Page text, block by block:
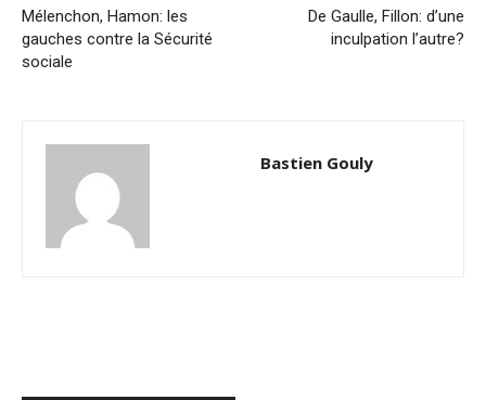
Mélenchon, Hamon: les
gauches contre la Sécurité
sociale
De Gaulle, Fillon: d’une
inculpation l’autre?
Bastien Gouly